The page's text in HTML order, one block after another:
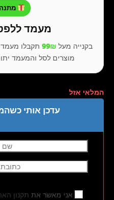
מעמד
בקנייה מעל 99₪ תקבלו מעמד
מוצרים לסל והמעמד
המלאי אזל
עדכן אותי
אני מאשר את תקנון